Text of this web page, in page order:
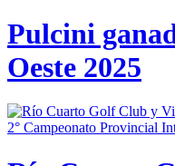
Pulcini
Oeste 2025